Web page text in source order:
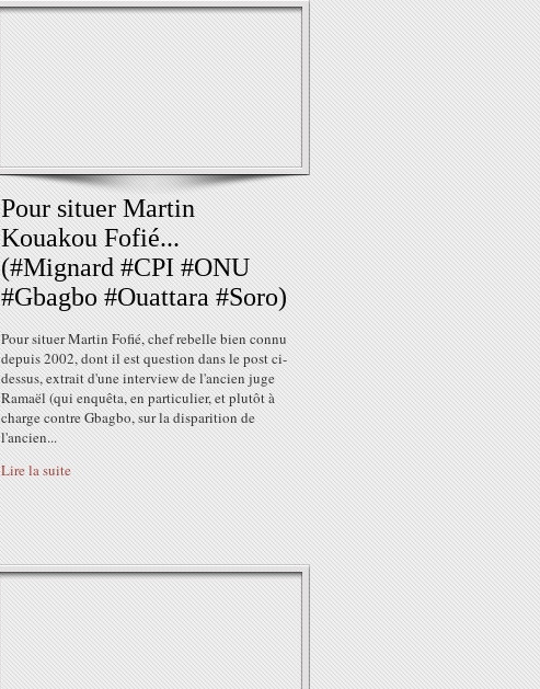
Pour situer Martin
Kouakou Fofié...
(#Mignard #CPI #ONU
#Gbagbo #Ouattara #Soro)
Pour situer Martin Fofié, chef rebelle bien connu
depuis 2002, dont il est question dans le post ci-
dessus, extrait d'une interview de l'ancien juge
Ramaël (qui enquêta, en particulier, et plutôt à
charge contre Gbagbo, sur la disparition de
l'ancien...
Lire la suite